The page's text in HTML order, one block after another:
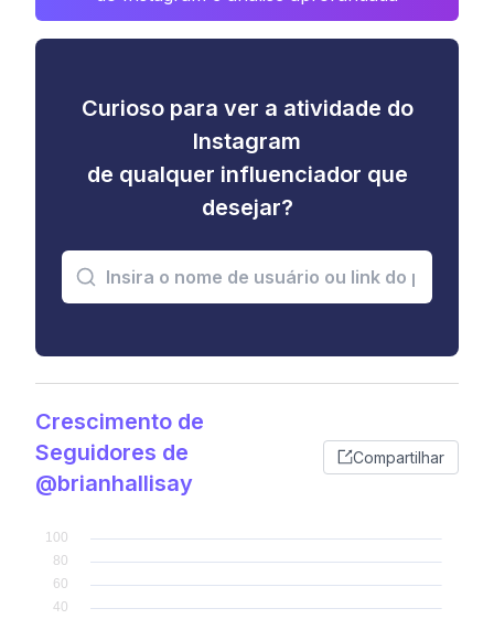
Curioso para ver a atividade do
Instagram
de qualquer influenciador que
desejar?
Crescimento de
Seguidores de
@brianhallisay
Compartilhar